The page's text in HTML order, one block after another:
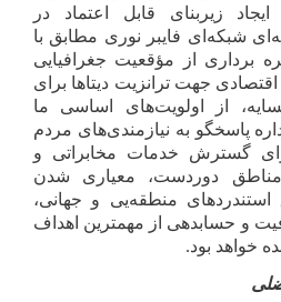
زیربنای قابل اعتماد در
شبکه‌ای فایبر نوری مطابق با
‌برداری از مؤقعیت جغرافیایی
اقتصادی جهت ترانزیت دیتا‌ها برای
از اولویت‌های اساسی ما
پاسخگو به نیازمندی‌های مردم
گسترش خدمات مخابراتی و
مناطق دوردست، ‏معیاری شدن
منطقه‌یی و جهانی،
و حسابدهی از مهمترین ‏اهداف
خواهد بود.‏